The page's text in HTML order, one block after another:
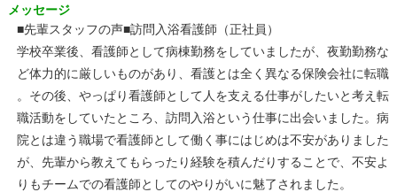
メッセージ
■先輩スタッフの声■訪問入浴看護師（正社員）
学校卒業後、看護師として病棟勤務をしていましたが、夜勤勤務な
ど体力的に厳しいものがあり、看護とは全く異なる保険会社に転職
。その後、やっぱり看護師として人を支える仕事がしたいと考え転
職活動をしていたところ、訪問入浴という仕事に出会いました。病
院とは違う職場で看護師として働く事にはじめは不安がありました
が、先輩から教えてもらったり経験を積んだりすることで、不安よ
りもチームでの看護師としてのやりがいに魅了されました。